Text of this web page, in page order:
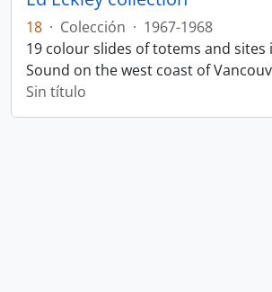
18 · Colección · 1967-1968
19 colour slides of totems and sites
Sound on the west coast of
Sin título